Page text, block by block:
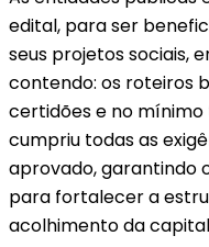
edital, para ser
seus projetos sociais,
contendo: os roteiros
certidões e no mínimo
cumpriu todas as
aprovado, garantindo
para fortalecer a
acolhimento da